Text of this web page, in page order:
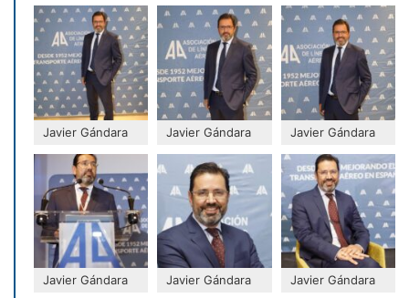
Javier Gándara Javier Gándara Javier Gándara
Javier Gándara Javier Gándara Javier Gándara